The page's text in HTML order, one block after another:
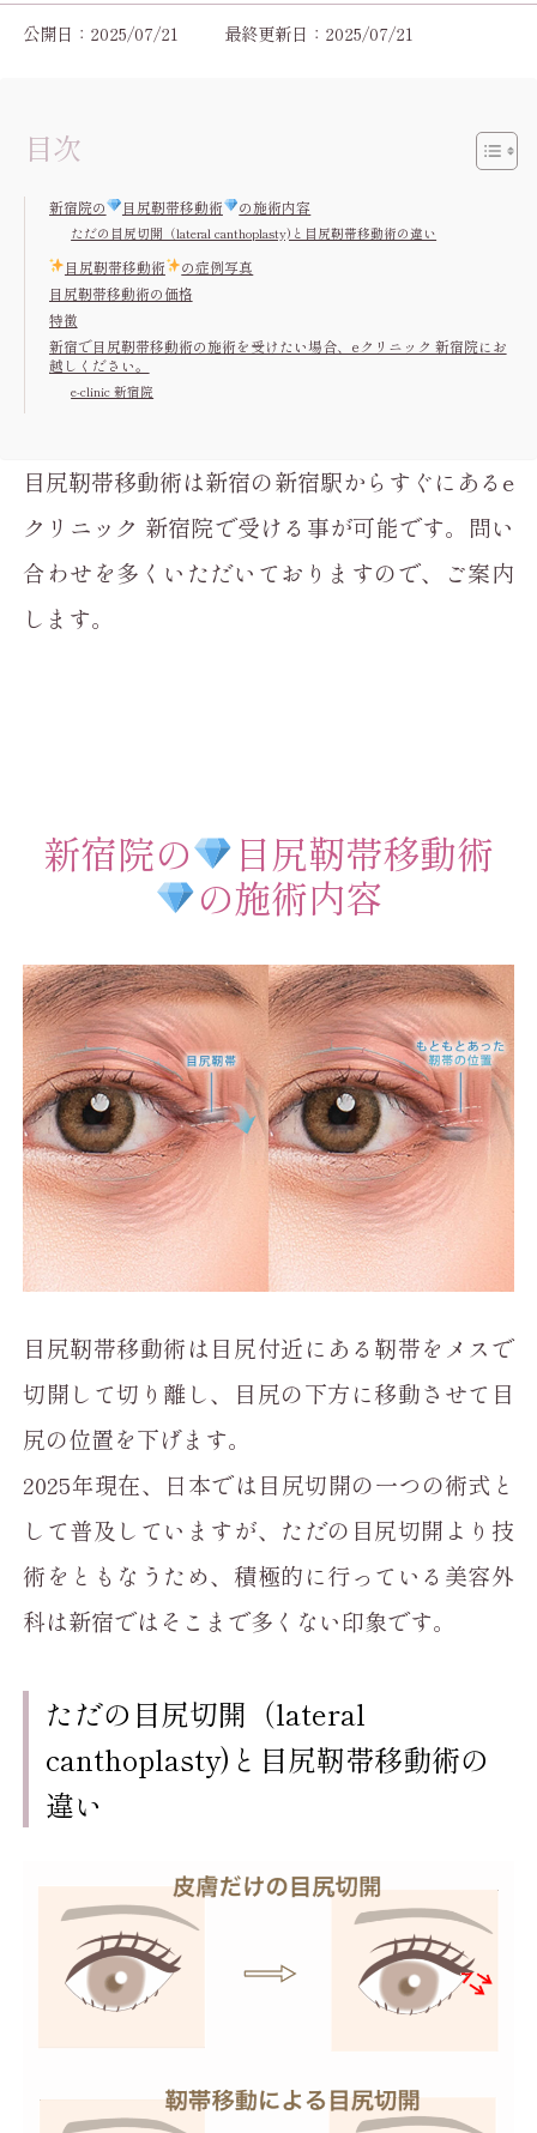
公開日：2025/07/21 最終更新日：2025/07/21
目次
新宿院の 目尻靭帯移動術 の施術内容
ただの目尻切開（lateral canthoplasty)と目尻靭帯移動術の違い
目尻靭帯移動術
の症例写真
目尻靭帯移動術の価格
特徴
新宿で目尻靭帯移動術の施術を受けたい場合、eクリニック 新宿院にお
越しください。
e-clinic 新宿院
目尻靭帯移動術は新宿の新宿駅からすぐにあるe
クリニック 新宿院で受ける事が可能です。問い
合わせを多くいただいておりますので、ご案内
します。
新宿院の
目尻靭帯移動術
の施術内容
目尻靭帯移動術は目尻付近にある靭帯をメスで
切開して切り離し、目尻の下方に移動させて目
尻の位置を下げます。
2025年現在、日本では目尻切開の一つの術式と
して普及していますが、ただの目尻切開より技
術をともなうため、積極的に行っている美容外
科は新宿ではそこまで多くない印象です。
ただの目尻切開（lateral
canthoplasty)と目尻靭帯移動術の
違い